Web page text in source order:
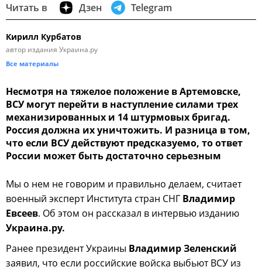
Читать в Дзен Telegram
Кирилл Курбатов
автор издания Украина.ру
Все материалы
Несмотря на тяжелое положение в Артемовске,
ВСУ могут перейти в наступление силами трех
механизированных и 14 штурмовых бригад.
Россия должна их уничтожить. И разница в том,
что если ВСУ действуют предсказуемо, то ответ
России может быть достаточно серьезным
Мы о нем не говорим и правильно делаем, считает
военный эксперт Института стран СНГ Владимир
Евсеев. Об этом он рассказал в интервью изданию
Украина.ру.
Ранее президент Украины Владимир Зеленский
заявил, что если российские войска выбьют ВСУ из